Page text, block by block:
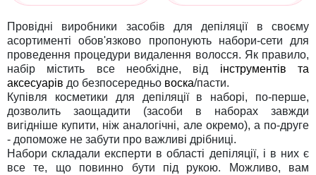
Провідні виробники засобів для депіляції в своєму
асортименті обов'язково пропонують набори-сети для
проведення процедури видалення волосся. Як правило,
набір містить все необхідне, від інструментів та
аксесуарів до безпосередньо воска/пасти.
Купівля косметики для депіляції в наборі, по-перше,
дозволить заощадити (засоби в наборах завжди
вигідніше купити, ніж аналогічні, але окремо), а по-друге
- допоможе не забути про важливі дрібниці.
Набори складали експерти в області депіляції, і в них є
все те, що повинно бути під рукою. Можливо, вам